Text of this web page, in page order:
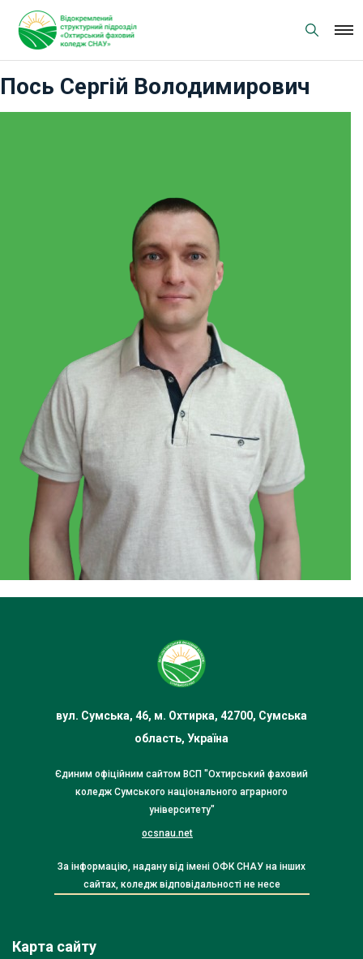
content
Пось Сергій Володимирович
вул. Сумська, 46, м. Охтирка, 42700, Сумська
область, Україна
Єдиним офіційним сайтом ВСП "Охтирський фаховий
коледж Сумського національного аграрного
університету"
ocsnau.net
За інформацію, надану від імені ОФК СНАУ на інших
сайтах, коледж відповідальності не несе
Карта сайту